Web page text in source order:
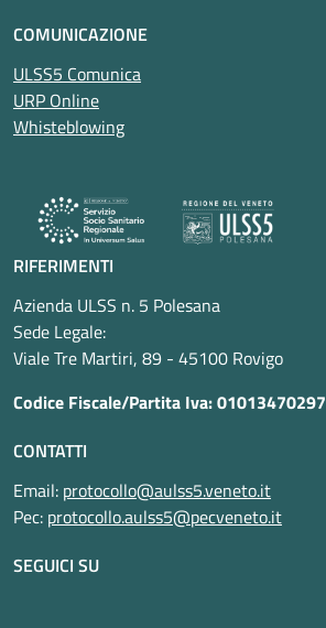
COMUNICAZIONE
ULSS5 Comunica
URP Online
Whisteblowing
RIFERIMENTI
Azienda ULSS n. 5 Polesana
Sede Legale:
Viale Tre Martiri, 89 - 45100 Rovigo
Codice Fiscale/Partita Iva: 01013470297
CONTATTI
Email: protocollo@aulss5.veneto.it
Pec: protocollo.aulss5@pecveneto.it
SEGUICI SU